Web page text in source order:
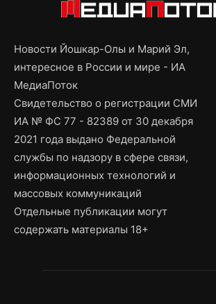
Новости Йошкар-Олы и Марий Эл,
интересное в России и мире - ИА
МедиаПоток
Свидетельство о регистрации СМИ
ИА № ФС 77 - 82389 от 30 декабря
2021 года выдано Федеральной
службы по надзору в сфере связи,
информационных технологий и
массовых коммуникаций
Отдельные публикации могут
содержать материалы 18+